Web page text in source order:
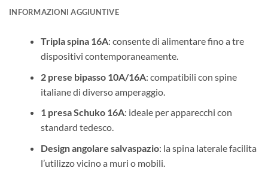
INFORMAZIONI AGGIUNTIVE
Tripla spina 16A: consente di alimentare fino a tre
dispositivi contemporaneamente.
2 prese bipasso 10A/16A: compatibili con spine
italiane di diverso amperaggio.
1 presa Schuko 16A: ideale per apparecchi con
standard tedesco.
Design angolare salvaspazio: la spina laterale facilita
l’utilizzo vicino a muri o mobili.